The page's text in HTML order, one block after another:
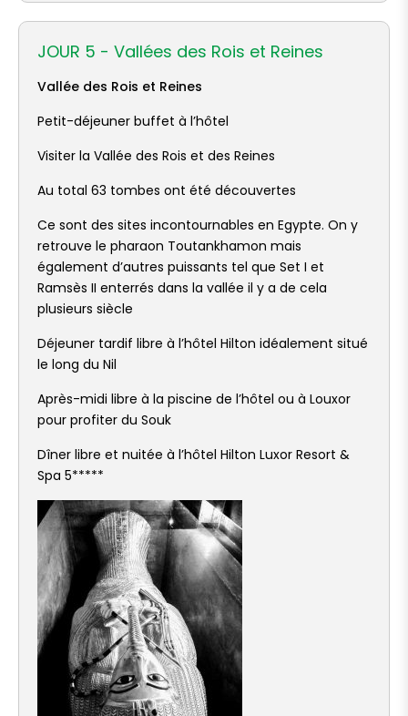
JOUR 5 - Vallées des Rois et Reines
Vallée des Rois et Reines
Petit-déjeuner buffet à l’hôtel
Visiter la Vallée des Rois et des Reines
Au total 63 tombes ont été découvertes
Ce sont des sites incontournables en Egypte. On y
retrouve le pharaon Toutankhamon mais
également d’autres puissants tel que Set I et
Ramsès II enterrés dans la vallée il y a de cela
plusieurs siècle
Déjeuner tardif libre à l’hôtel Hilton idéalement situé
le long du Nil
Après-midi libre à la piscine de l’hôtel ou à Louxor
pour profiter du Souk
Dîner libre et nuitée à l’hôtel Hilton Luxor Resort &
Spa 5*****